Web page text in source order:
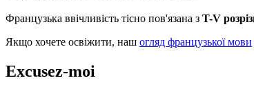
Французька ввічливість тісно пов'язана з T-V
Якщо хочете освіжити, наш огляд французької мови
Excusez-moi